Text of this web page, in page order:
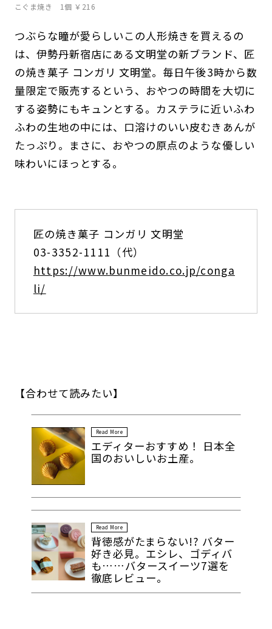
こぐま焼き 1個 ￥216
つぶらな瞳が愛らしいこの人形焼きを買えるの
は、伊勢丹新宿店にある文明堂の新ブランド、匠
の焼き菓子 コンガリ 文明堂。毎日午後3時から数
量限定で販売するという、おやつの時間を大切に
する姿勢にもキュンとする。カステラに近いふわ
ふわの生地の中には、口溶けのいい皮むきあんが
たっぷり。まさに、おやつの原点のような優しい
味わいにほっとする。
匠の焼き菓子 コンガリ 文明堂
03-3352-1111（代）
https://www.bunmeido.co.jp/conga
li/
【合わせて読みたい】
Read More
エディターおすすめ！ 日本全
国のおいしいお土産。
Read More
背徳感がたまらない!? バター
好き必見。エシレ、ゴディバ
も……バタースイーツ7選を
徹底レビュー。